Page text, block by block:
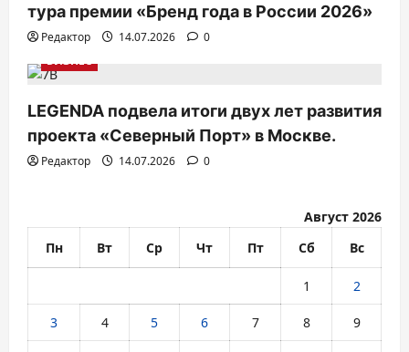
я
м
тура премии «Бренд года в России 2026»
Редактор 14.07.2026
0
БИЗНЕС
LEGENDA подвела итоги двух лет развития
проекта «Северный Порт» в Москве.
Редактор 14.07.2026 0
Август 2026
Пн
Вт Ср Чт Пт Сб Вс
1 2
3 4 5 6 7 8 9